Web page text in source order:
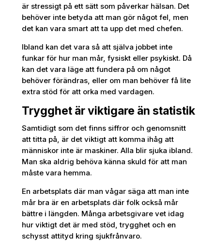
är stressigt på ett sätt som påverkar hälsan. Det
behöver inte betyda att man gör något fel, men
det kan vara smart att ta upp det med chefen.
Ibland kan det vara så att själva jobbet inte
funkar för hur man mår, fysiskt eller psykiskt. Då
kan det vara läge att fundera på om något
behöver förändras, eller om man behöver få lite
extra stöd för att orka med vardagen.
Trygghet är viktigare än statistik
Samtidigt som det finns siffror och genomsnitt
att titta på, är det viktigt att komma ihåg att
människor inte är maskiner. Alla blir sjuka ibland.
Man ska aldrig behöva känna skuld för att man
måste vara hemma.
En arbetsplats där man vågar säga att man inte
mår bra är en arbetsplats där folk också mår
bättre i längden. Många arbetsgivare vet idag
hur viktigt det är med stöd, trygghet och en
schysst attityd kring sjukfrånvaro.